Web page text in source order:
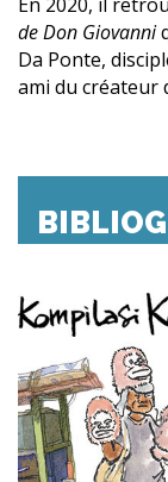
de Don Giovanni
Da Ponte,
ami du créateur